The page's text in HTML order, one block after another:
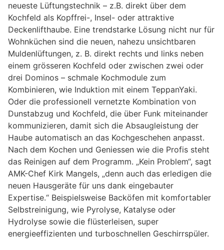
neueste Lüftungstechnik – z.B. direkt über dem
Kochfeld als Kopffrei-, Insel- oder attraktive
Deckenlifthaube. Eine trendstarke Lösung nicht nur für
Wohnküchen sind die neuen, nahezu unsichtbaren
Muldenlüftungen, z. B. direkt rechts und links neben
einem grösseren Kochfeld oder zwischen zwei oder
drei Dominos – schmale Kochmodule zum
Kombinieren, wie Induktion mit einem TeppanYaki.
Oder die professionell vernetzte Kombination von
Dunstabzug und Kochfeld, die über Funk miteinander
kommunizieren, damit sich die Absaugleistung der
Haube automatisch an das Kochgeschehen anpasst.
Nach dem Kochen und Geniessen wie die Profis steht
das Reinigen auf dem Programm. „Kein Problem“, sagt
AMK-Chef Kirk Mangels, „denn auch das erledigen die
neuen Hausgeräte für uns dank eingebauter
Expertise.“ Beispielsweise Backöfen mit komfortabler
Selbstreinigung, wie Pyrolyse, Katalyse oder
Hydrolyse sowie die flüsterleisen, super
energieeffizienten und turboschnellen Geschirrspüler.